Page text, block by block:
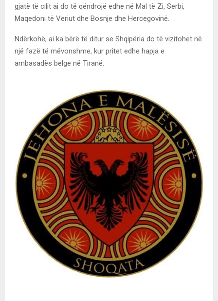
gjatë të cilit ai do të qëndrojë edhe në Mal të Zi, Serbi,
Maqedoni të Veriut dhe Bosnje dhe Hercegovinë.
Ndërkohë, ai ka bërë të ditur se Shqipëria do të vizitohet në
një fazë të mëvonshme, kur pritet edhe hapja e
ambasadës belge në Tiranë.